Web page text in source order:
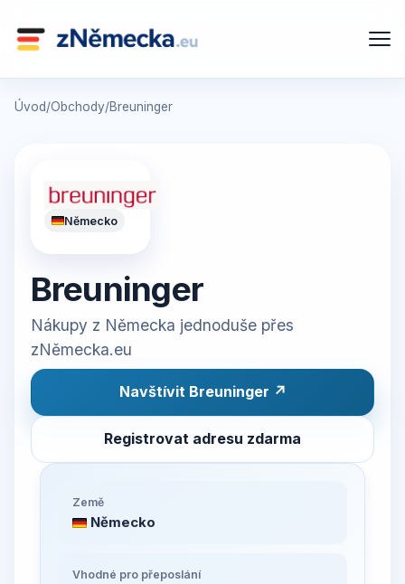
Úvod/Obchody/Breuninger
Německo
Breuninger
Nákupy z Německa jednoduše přes
zNěmecka.eu
Navštívit Breuninger ↗
Registrovat adresu zdarma
Země
Německo
Vhodné pro přeposlání